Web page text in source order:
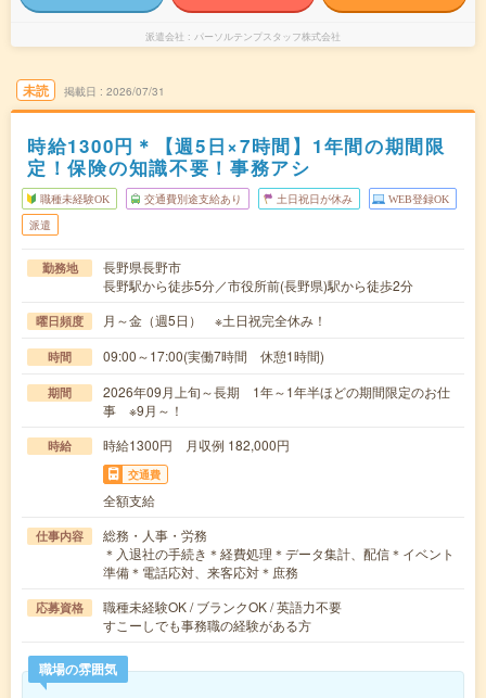
派遣会社 パーソルテンプスタッフ株式会社
未読 掲載日 2026/07/31
時給1300円＊【週5日×7時間】1年間の期間限
定！保険の知識不要！事務アシ
職種未経験OK 交通費別途支給あり 土日祝日が休み WEB登録OK
派遣
勤務地
長野県長野市
長野駅から徒歩5分／市役所前(長野県)駅から徒歩2分
曜日頻度 月～金（週5日） ※土日祝完全休み！
時間 09:00～17:00(実働7時間 休憩1時間)
期間
2026年09月上旬～長期 1年～1年半ほどの期間限定のお仕
事 ※9月～！
時給 時給1300円 月収例 182,000円
交通費
全額支給
仕事内容
総務・人事・労務
＊入退社の手続き＊経費処理＊データ集計、配信＊イベント
準備＊電話応対、来客応対＊庶務
応募資格
職種未経験OK / ブランクOK / 英語力不要
すこーしでも事務職の経験がある方
職場の雰囲気